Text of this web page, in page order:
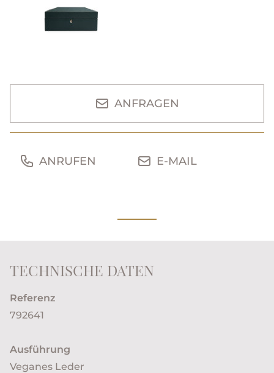
ANFRAGEN
ANRUFEN E-MAIL
TECHNISCHE DATEN
Referenz
792641
Ausführung
Veganes Leder